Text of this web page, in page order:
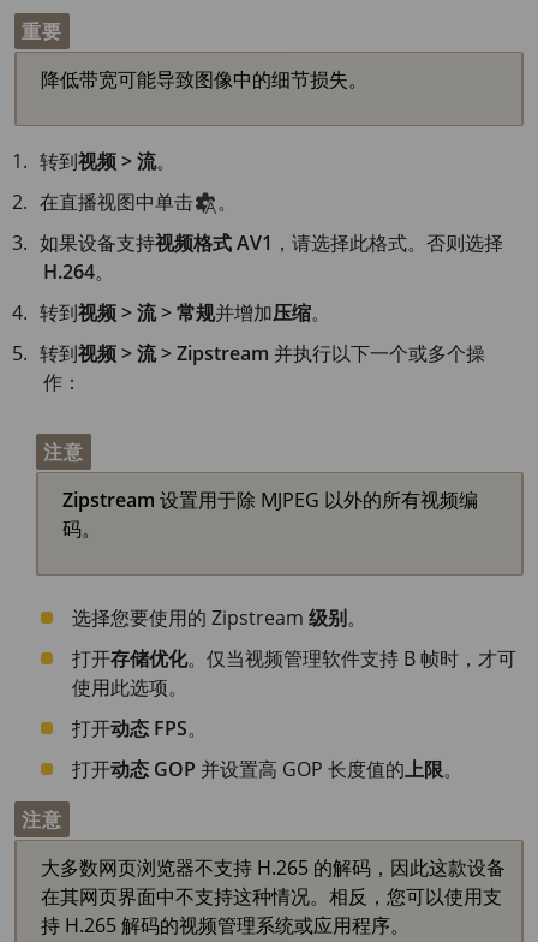
重要
降低带宽可能导致图像中的细节损失。
转到视频 > 流。
在直播视图中单击
。
如果设备支持视频格式AV1 ，请选择此格式。否则选择
H.264。
转到视频 > 流 > 常规并增加压缩。
转到视频 > 流 > Zipstream 并执行以下一个或多个操
作：
注意
Zipstream 设置用于除 MJPEG 以外的所有视频编
码。
选择您要使用的 Zipstream 级别。
打开存储优化。仅当视频管理软件支持 B 帧时，才可
使用此选项。
打开动态 FPS。
打开动态 GOP 并设置高 GOP 长度值的上限。
注意
大多数网页浏览器不支持 H.265 的解码，因此这款设备
在其网页界面中不支持这种情况。相反，您可以使用支
持 H.265 解码的视频管理系统或应用程序。